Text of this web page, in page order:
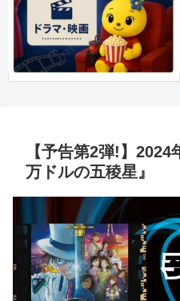
【予告第2弾!】
万ドルの五稜星』